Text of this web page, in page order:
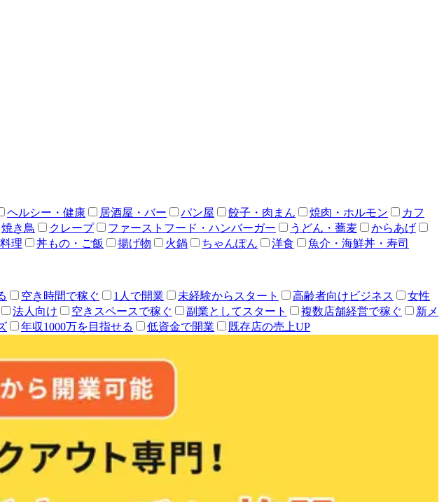
ヘルシー・健康 居酒屋・バー パン屋 餃子・肉まん 焼肉・ホルモン
カフ
焼き鳥 クレープ ファーストフード・ハンバーガー うどん・蕎麦
からあげ
理 丼もの・ご飯 揚げ物 火鍋 ちゃんぽん 洋食 魚介・海鮮丼・寿司
空き時間で稼ぐ 1人で開業 未経験からスタート 高齢者向けビジネス
女性
法人向け 空きスペースで稼ぐ 副業としてスタート 複数店舗経営で稼ぐ
新メ
年収1000万を目指せる 低資金で開業 既存店の売上UP